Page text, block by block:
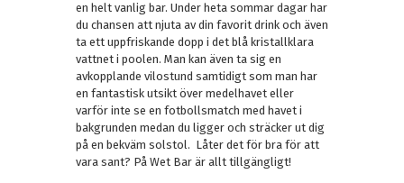
en helt vanlig bar. Under heta sommar dagar har
du chansen att njuta av din favorit drink och även
ta ett uppfriskande dopp i det blå kristallklara
vattnet i poolen. Man kan även ta sig en
avkopplande vilostund samtidigt som man har
en fantastisk utsikt över medelhavet eller
varför inte se en fotbollsmatch med havet i
bakgrunden medan du ligger och sträcker ut dig
på en bekväm solstol. Låter det för bra för att
vara sant? På Wet Bar är allt tillgängligt!